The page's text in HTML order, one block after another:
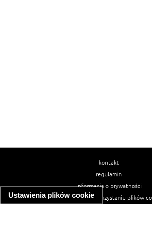
Ustawienia plików cookie
kontakt
regulamin
informacja o prywatności
informacja o wykorzystaniu plików